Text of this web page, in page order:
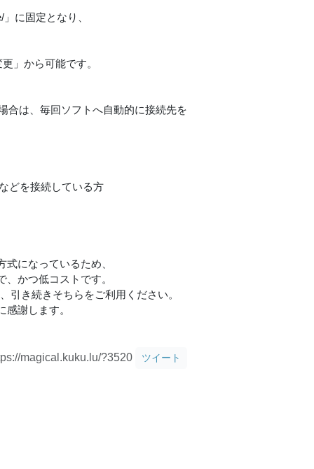
に固定となり、
」から可能です。
合は、毎回ソフトへ自動的に接続先を
どを接続している方
になっているため、
かつ低コストです。
引き続きそちらをご利用ください。
謝します。
magical.kuku.lu/?3520 ツイート